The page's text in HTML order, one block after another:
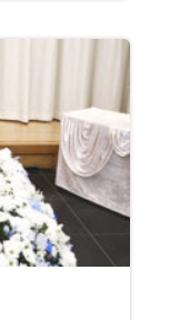
にご主人様
たご縁で